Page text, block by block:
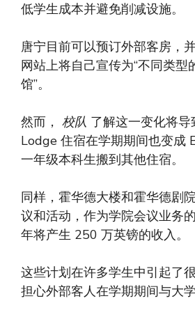
低学生成本并避免削减设施。
唐宁目前可以预订外部客房，
网站上将自己宣传为“不同类型
馆”。
然而， 校队 了解这一变化将
Lodge 住宿在学期期间也变成
一年级本科生搬到其他住宿。
同样，霍华德大楼和霍华德剧
议和活动，作为学院会议业务
年将产生 250 万英镑的收入。
这些计划在许多学生中引起了
担心外部客人在学期期间与大